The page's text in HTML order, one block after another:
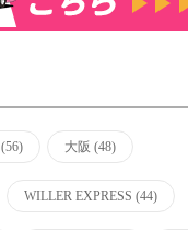
(56) 大阪 (48)
WILLER EXPRESS (44)